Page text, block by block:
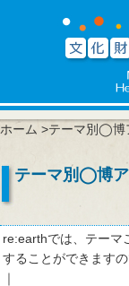
ホーム >テーマ別◯博
テーマ別◯博ア
re:earthでは、テーマ
することができます
｜